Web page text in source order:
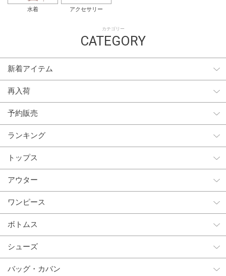
水着 アクセサリー
カテゴリー
CATEGORY
新着アイテム
再入荷
予約販売
ランキング
トップス
アウター
ワンピース
ボトムス
シューズ
バッグ・カバン